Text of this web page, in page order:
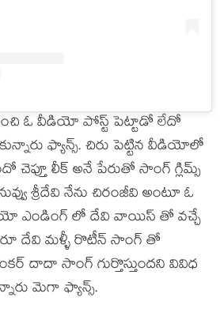
ఓ వీడియో పోస్ట్ పెట్టాడో లేదో
ఫ్యాన్స్. చిరు పెట్టిన వీడియోలో
లీక్ అనే పేరుతో సాంగ్ గ్లిమ్స్
శ్రీదేవి నేను చిరంజీవి అంటూ ఓ
ఎండింగ్ లో దేవి వాయిస్ తో వచ్చే
దేవి మళ్ళీ రొటీన్ సాంగ్ తో
దాదా సాంగ్ గుర్తొస్తుందని వివిధ
మెగా ఫ్యాన్స్.